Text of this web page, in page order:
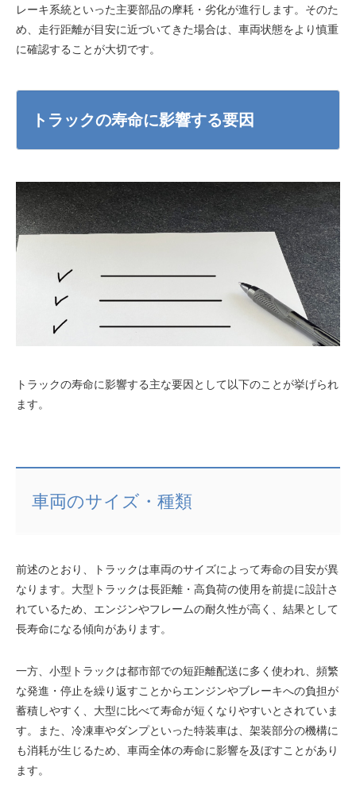
レーキ系統といった主要部品の摩耗・劣化が進行します。そのた
め、走行距離が目安に近づいてきた場合は、車両状態をより慎重
に確認することが大切です。
トラックの寿命に影響する要因
トラックの寿命に影響する主な要因として以下のことが挙げられ
ます。
車両のサイズ・種類
前述のとおり、トラックは車両のサイズによって寿命の目安が異
なります。大型トラックは長距離・高負荷の使用を前提に設計さ
れているため、エンジンやフレームの耐久性が高く、結果として
長寿命になる傾向があります。
一方、小型トラックは都市部での短距離配送に多く使われ、頻繁
な発進・停止を繰り返すことからエンジンやブレーキへの負担が
蓄積しやすく、大型に比べて寿命が短くなりやすいとされていま
す。また、冷凍車やダンプといった特装車は、架装部分の機構に
も消耗が生じるため、車両全体の寿命に影響を及ぼすことがあり
ます。